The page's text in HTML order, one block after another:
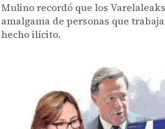
Mulino recordó que los
amalgama de personas que
hecho ilícito.